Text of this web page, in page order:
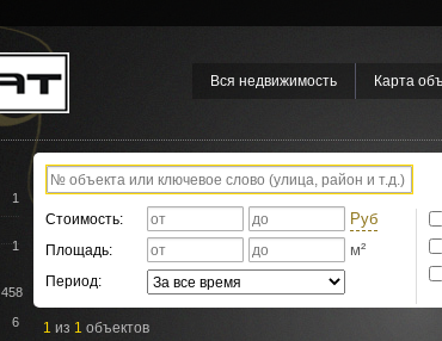
Вся недвижимость Карта
1
1
458
6
Стоимость: Руб
Площадь: м²
Период:
1 из 1 объектов